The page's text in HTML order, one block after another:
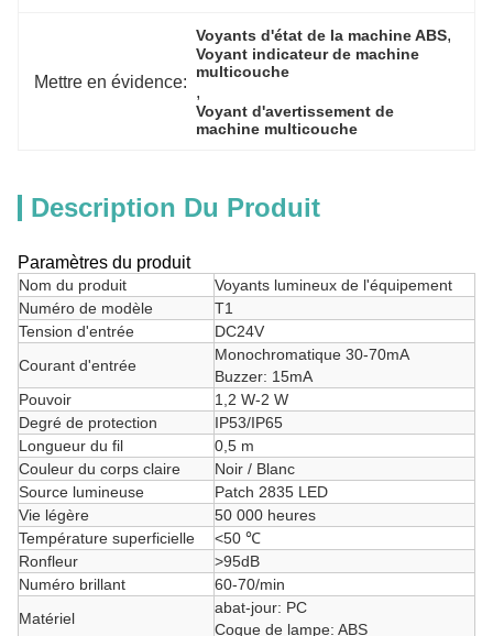
Mettre en évidence:
Voyants d'état de la machine ABS,
Voyant indicateur de machine
multicouche
,
Voyant d'avertissement de
machine multicouche
Description Du Produit
Paramètres du produit
Nom du produit
Voyants lumineux de l'équipement
Numéro de modèle
T1
Tension d'entrée
DC24V
Courant d'entrée
Monochromatique 30-70mA
Buzzer: 15mA
Pouvoir
1,2 W-2 W
Degré de protection
IP53/IP65
Longueur du fil
0,5 m
Couleur du corps claire
Noir / Blanc
Source lumineuse
Patch 2835 LED
Vie légère
50 000 heures
Température superficielle
<50 ℃
Ronfleur
>95dB
Numéro brillant
60-70/min
Matériel
abat-jour: PC
Coque de lampe: ABS